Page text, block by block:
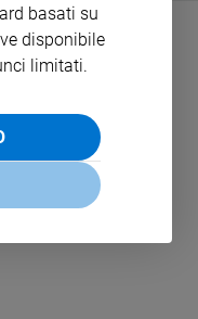
basati su
disponibile
limitati.